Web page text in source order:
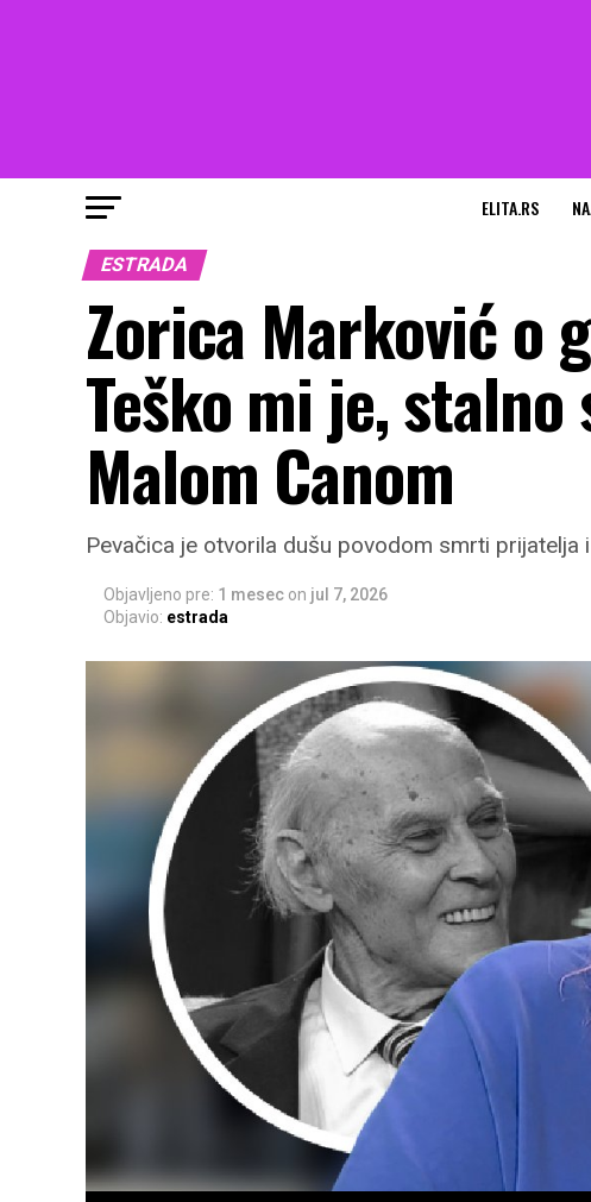
ELITA.RS
ESTRADA
Zorica Marković o
Teško mi je,
Malom Canom
Pevačica je otvorila dušu povodom smrti
Objavljeno pre: 1 mesec on jul 7, 2026
Objavio: estrada